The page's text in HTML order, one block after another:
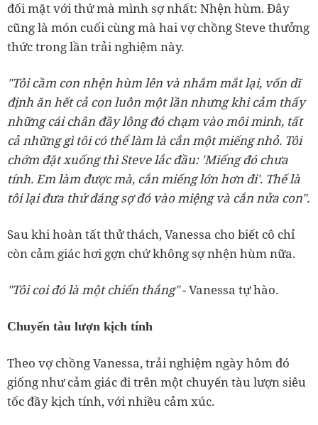
đối mặt với thứ mà mình sợ nhất: Nhện hùm. Đây
cũng là món cuối cùng mà hai vợ chồng Steve thưởng
thức trong lần trải nghiệm này.
"Tôi cầm con nhện hùm lên và nhắm mắt lại, vốn dĩ
định ăn hết cả con luôn một lần nhưng khi cảm thấy
những cái chân đầy lông đó chạm vào môi mình, tất
cả những gì tôi có thể làm là cắn một miếng nhỏ. Tôi
chớm đặt xuống thì Steve lắc đầu: 'Miếng đó chưa
tính. Em làm được mà, cắn miếng lớn hơn đi'. Thế là
tôi lại đưa thứ đáng sợ đó vào miệng và cắn nửa con".
Sau khi hoàn tất thử thách, Vanessa cho biết cô chỉ
còn cảm giác hơi gợn chứ không sợ nhện hùm nữa.
"Tôi coi đó là một chiến thắng"- Vanessa tự hào.
Chuyến tàu lượn kịch tính
Theo vợ chồng Vanessa, trải nghiệm ngày hôm đó
giống như cảm giác đi trên một chuyến tàu lượn siêu
tốc đầy kịch tính, với nhiều cảm xúc.